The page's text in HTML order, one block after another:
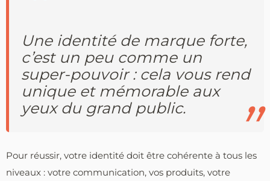
Une identité de marque forte,
c’est un peu comme un
super-pouvoir : cela vous rend
unique et mémorable aux
yeux du grand public.
Pour réussir, votre identité doit être cohérente à tous les
niveaux : votre communication, vos produits, votre